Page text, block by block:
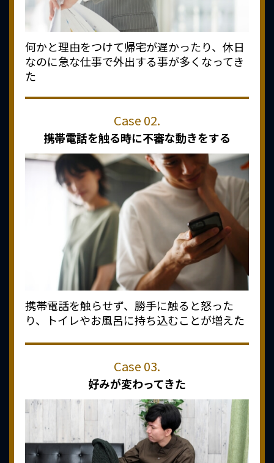
何かと理由をつけて帰宅が遅かったり、休日
なのに急な仕事で外出する事が多くなってき
た
携帯電話を触る時に不審な動きをする
携帯電話を触らせず、勝手に触ると怒った
り、トイレやお風呂に持ち込むことが増えた
好みが変わってきた